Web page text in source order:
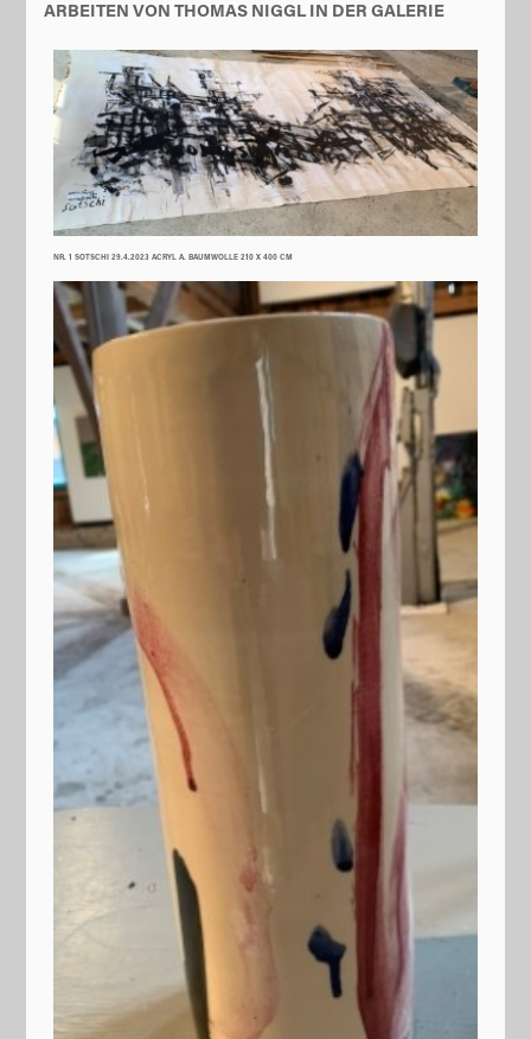
ARBEITEN VON THOMAS NIGGL IN DER GALERIE
NR. 1 SOTSCHI 29.4.2023 ACRYL A. BAUMWOLLE 210 X 400 CM